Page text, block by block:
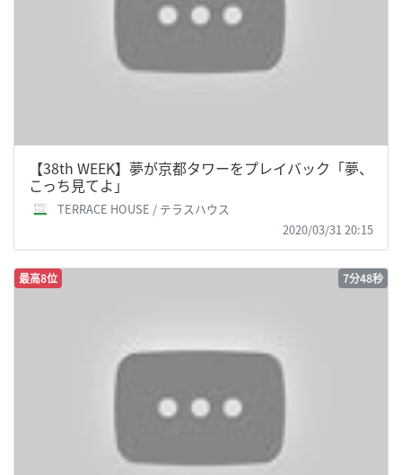
【38th WEEK】夢が京都タワーをプレイバック「夢、
こっち見てよ」
TERRACE HOUSE / テラスハウス
2020/03/31 20:15
最高8位 7分48秒